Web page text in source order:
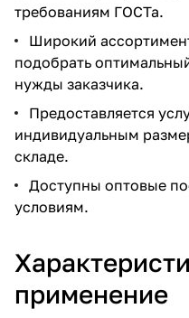
требованиям ГОСТа.
Широкий
подобрать
нужды заказчика.
Предоставляется
индивидуальным
складе.
Доступны оптовые
условиям.
применение